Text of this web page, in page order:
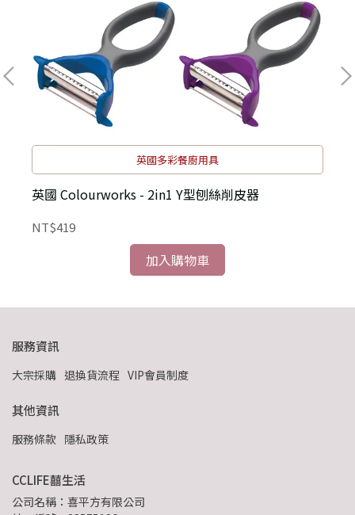
英國多彩餐廚用具
英國 Colourworks - 2in1 Y型刨絲削皮器
NT$419
加入購物車
服務資訊
大宗採購 退換貨流程 VIP會員制度
其他資訊
服務條款 隱私政策
CCLIFE囍生活
公司名稱：喜平方有限公司